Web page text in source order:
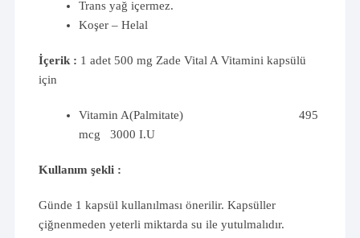
Trans yağ içermez.
Koşer – Helal
İçerik : 1 adet 500 mg Zade Vital A Vitamini kapsülü
için
Vitamin A(Palmitate) 495
mcg 3000 I.U
Kullanım şekli :
Günde 1 kapsül kullanılması önerilir. Kapsüller
çiğnenmeden yeterli miktarda su ile yutulmalıdır.